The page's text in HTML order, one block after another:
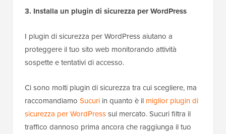
3. Installa un plugin di sicurezza per WordPress
I plugin di sicurezza per WordPress aiutano a
proteggere il tuo sito web monitorando attività
sospette e tentativi di accesso.
Ci sono molti plugin di sicurezza tra cui scegliere, ma
raccomandiamo Sucuri in quanto è il miglior plugin di
sicurezza per WordPresssul mercato. Sucuri filtra il
traffico dannoso prima ancora che raggiunga il tuo